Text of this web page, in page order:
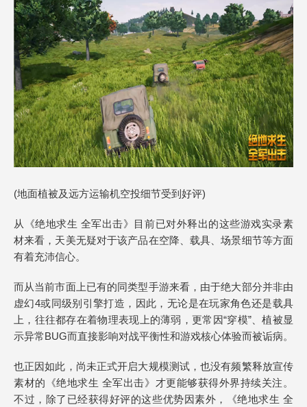
(地面植被及远方运输机空投细节受到好评)
从《绝地求生 全军出击》目前已对外释出的这些游戏实录素
材来看，天美无疑对于该产品在空降、载具、场景细节等方面
有着充沛信心。
而从当前市面上已有的同类型手游来看，由于绝大部分并非由
虚幻4或同级别引擎打造，因此，无论是在玩家角色还是载具
上，往往都存在着物理表现上的薄弱，更常因“穿模”、植被显
示异常BUG而直接影响对战平衡性和游戏核心体验而被诟病。
也正因如此，尚未正式开启大规模测试，也没有频繁释放宣传
素材的《绝地求生 全军出击》才更能够获得外界持续关注。
不过，除了已经获得好评的这些优势因素外，《绝地求生 全